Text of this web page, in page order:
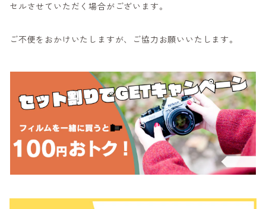
セルさせていただく場合がございます。
ご不便をおかけいたしますが、ご協力お願いいたします。